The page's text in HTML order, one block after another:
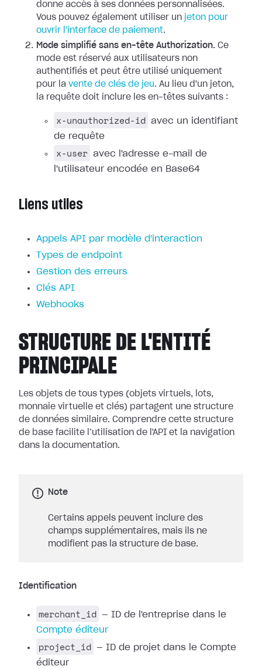
donne accès à ses données personnalisées.
Vous pouvez également utiliser un jeton pour
ouvrir l'interface de paiement.
Mode simplifié sans en-tête Authorization. Ce
mode est réservé aux utilisateurs non
authentifiés et peut être utilisé uniquement
pour la vente de clés de jeu . Au lieu d'un jeton,
la requête doit inclure les en-têtes suivants :
x-unauthorized-id avec un identifiant
de requête
x-user avec l'adresse e-mail de
l'utilisateur encodée en Base64
Liens utiles
Appels API par modèle d'interaction
Types de endpoint
Gestion des erreurs
Clés API
Webhooks
STRUCTURE DE L'ENTITÉ
PRINCIPALE
Les objets de tous types (objets virtuels, lots,
monnaie virtuelle et clés) partagent une structure
de données similaire. Comprendre cette structure
de base facilite l’utilisation de l'API et la navigation
dans la documentation.
Note
Certains appels peuvent inclure des
champs supplémentaires, mais ils ne
modifient pas la structure de base.
Identification
merchant_id
— ID de l'entreprise dans le
Compte éditeur
project_id
— ID de projet dans le Compte
éditeur